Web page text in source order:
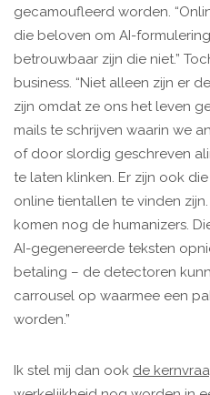
gecamoufleerd worden.
die beloven om AI-
betrouwbaar zijn die niet.”
business. “Niet alleen zijn er
zijn omdat ze ons het leven
mails te schrijven waarin we
of door slordig geschreven
te laten klinken. Er zijn ook
online tientallen te vinden
komen nog de humanizers.
AI-gegenereerde teksten
betaling – de detectoren
carrousel op waarmee een
worden.”
Ik stel mij dan ook de